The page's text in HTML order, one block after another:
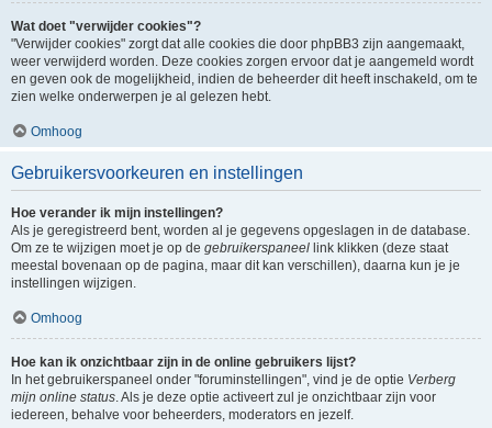
Wat doet "verwijder cookies"?
"Verwijder cookies" zorgt dat alle cookies die door phpBB3 zijn aangemaakt,
weer verwijderd worden. Deze cookies zorgen ervoor dat je aangemeld wordt
en geven ook de mogelijkheid, indien de beheerder dit heeft inschakeld, om te
zien welke onderwerpen je al gelezen hebt.
Omhoog
Gebruikersvoorkeuren en instellingen
Hoe verander ik mijn instellingen?
Als je geregistreerd bent, worden al je gegevens opgeslagen in de database.
Om ze te wijzigen moet je op de gebruikerspaneel link klikken (deze staat
meestal bovenaan op de pagina, maar dit kan verschillen), daarna kun je je
instellingen wijzigen.
Omhoog
Hoe kan ik onzichtbaar zijn in de online gebruikers lijst?
In het gebruikerspaneel onder "foruminstellingen", vind je de optie Verberg
mijn online status . Als je deze optie activeert zul je onzichtbaar zijn voor
iedereen, behalve voor beheerders, moderators en jezelf.